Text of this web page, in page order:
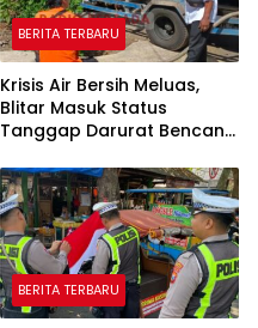
BERITA TERBARU
Krisis Air Bersih Meluas,
Blitar Masuk Status
Tanggap Darurat Bencana
BERITA TERBARU